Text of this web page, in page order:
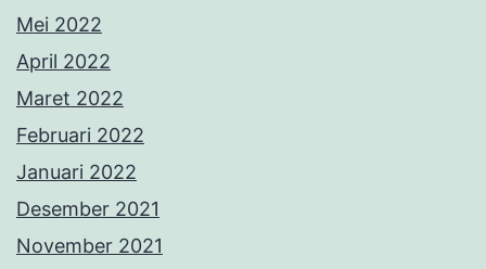
Mei 2022
April 2022
Maret 2022
Februari 2022
Januari 2022
Desember 2021
November 2021